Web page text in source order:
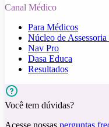
Canal Médico
Para Médicos
Núcleo de
Nav Pro
Dasa Educa
Resultados
Você tem dúvidas?